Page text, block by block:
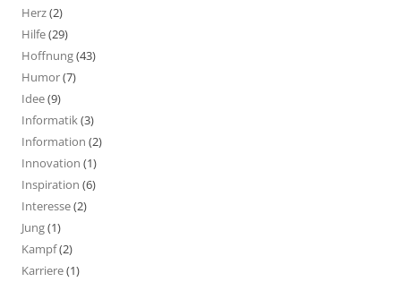
Herz(2)
Hilfe(29)
Hoffnung(43)
Humor(7)
Idee(9)
Informatik(3)
Information (2)
Innovation (1)
Inspiration (6)
Interesse(2)
Jung(1)
Kampf(2)
Karriere(1)